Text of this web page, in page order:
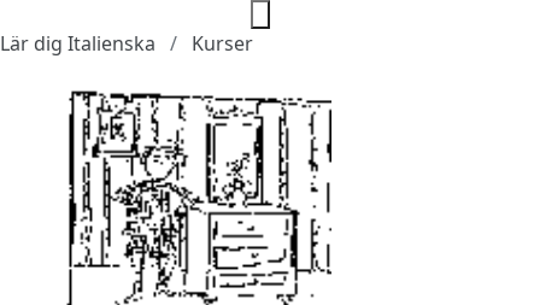
Lär dig Italienska Kurser